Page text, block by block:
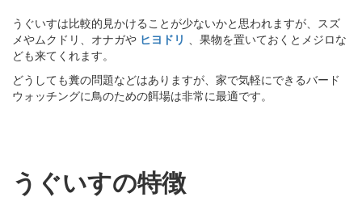
うぐいすは比較的見かけることが少ないかと思われますが、スズ
メやムクドリ、オナガや ヒヨドリ 、果物を置いておくとメジロな
ども来てくれます。
どうしても糞の問題などはありますが、家で気軽にできるバード
ウォッチングに鳥のための餌場は非常に最適です。
うぐいすの特徴